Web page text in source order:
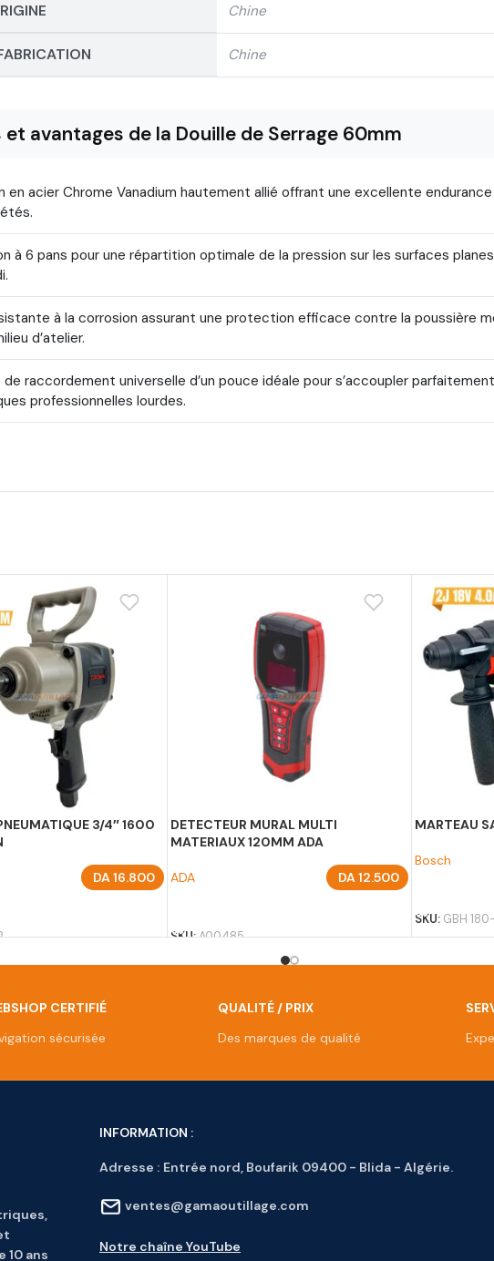
Chine
Chine
avantages de la Douille de Serrage 60mm
en acier Chrome Vanadium hautement allié offrant une excellente
à 6 pans pour une répartition optimale de la pression sur les surfaces
à la corrosion assurant une protection efficace contre la poussière
d’atelier.
raccordement universelle d’un pouce idéale pour s’accoupler
professionnelles lourdes.
3/4″ 1600
DA16.800
DETECTEUR MURAL MULTI
MATERIAUX 120MM ADA
ADA DA12.500
SKU:A00485
MARTEAU
Bosch
SKU: GBH
CERTIFIÉ
sécurisée
QUALITÉ / PRIX
Des marques de qualité
10 ans
INFORMATION :
Adresse : Entrée nord, Boufarik 09400 - Blida - Algérie.
ventes@gamaoutillage.com
Notre chaîne YouTube